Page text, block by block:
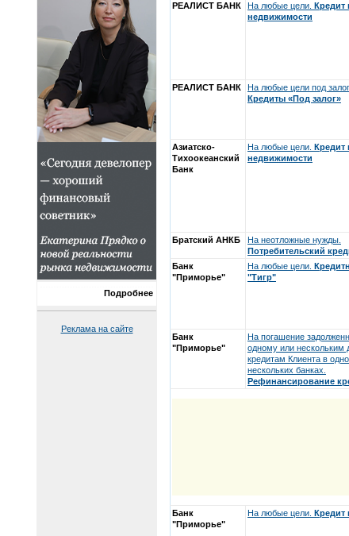
Подробнее
Реклама на сайте
РЕАЛИСТ БАНК На любые цели. Кредит
недвижимости
РЕАЛИСТ БАНК
На любые цели под залог
Кредиты «Под залог»
Азиатско-
Тихоокеанский
Банк
На любые цели. Кредит
недвижимости
Братский АНКБ
На неотложные нужды.
Потребительский
Банк
"Приморье"
На любые цели.
"Тигр"
Банк
"Приморье"
На погашение
одному или нескольким
кредитам Клиента в
нескольких банках.
Рефинансирование
Банк
"Приморье"
На любые цели. Кредит